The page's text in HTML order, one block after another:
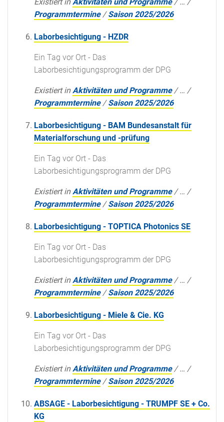
Programmtermine /Saison 2025/2026
Laborbesichtigung - HZDR
Ein Tag vor Ort - Das
Laborbesichtigungsprogramm der DPG
Existiert in Aktivitäten und Programme /… /
Programmtermine /Saison 2025/2026
Laborbesichtigung - BAM Bundesanstalt für
Materialforschung und -prüfung
Ein Tag vor Ort - Das
Laborbesichtigungsprogramm der DPG
Existiert in Aktivitäten und Programme /… /
Programmtermine /Saison 2025/2026
Laborbesichtigung - TOPTICA Photonics SE
Ein Tag vor Ort - Das
Laborbesichtigungsprogramm der DPG
Existiert in Aktivitäten und Programme /… /
Programmtermine /Saison 2025/2026
Laborbesichtigung - Miele & Cie. KG
Ein Tag vor Ort - Das
Laborbesichtigungsprogramm der DPG
Existiert in Aktivitäten und Programme /… /
Programmtermine /Saison 2025/2026
ABSAGE - Laborbesichtigung - TRUMPF SE + Co.
KG